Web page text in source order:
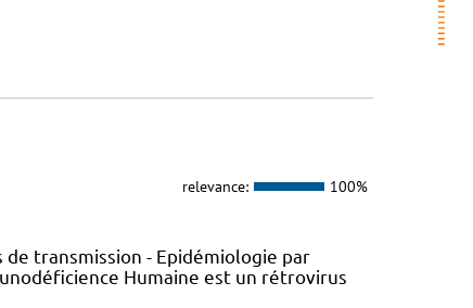
relevance: 100%
de transmission - Epidémiologie par
Humaine est un rétrovirus